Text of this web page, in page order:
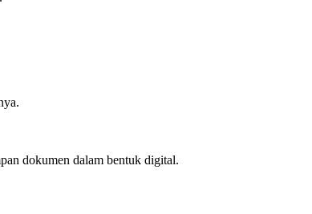
dokumen dalam bentuk digital.